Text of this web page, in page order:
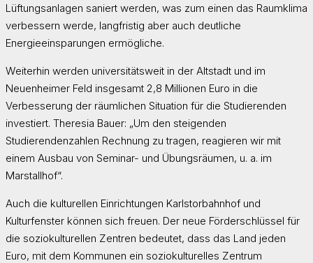
Lüftungsanlagen saniert werden, was zum einen das Raumklima
verbessern werde, langfristig aber auch deutliche
Energieeinsparungen ermögliche.
Weiterhin werden universitätsweit in der Altstadt und im
Neuenheimer Feld insgesamt 2,8 Millionen Euro in die
Verbesserung der räumlichen Situation für die Studierenden
investiert. Theresia Bauer: „Um den steigenden
Studierendenzahlen Rechnung zu tragen, reagieren wir mit
einem Ausbau von Seminar- und Übungsräumen, u. a. im
Marstallhof“.
Auch die kulturellen Einrichtungen Karlstorbahnhof und
Kulturfenster können sich freuen. Der neue Förderschlüssel für
die soziokulturellen Zentren bedeutet, dass das Land jeden
Euro, mit dem Kommunen ein soziokulturelles Zentrum